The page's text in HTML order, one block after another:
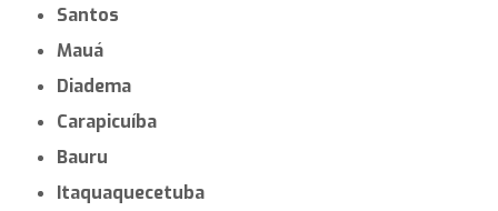
Santos
Mauá
Diadema
Carapicuíba
Bauru
Itaquaquecetuba